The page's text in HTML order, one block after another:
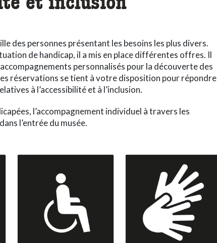
des personnes présentant les besoins les plus divers.
de handicap, il a mis en place différentes offres. Il
personnalisés pour la découverte des
réservations se tient à votre disposition pour répondre
à l’accessibilité et à l’inclusion.
l’accompagnement individuel à travers les
l’entrée du musée.